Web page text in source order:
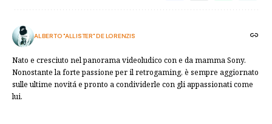
ALBERTO "ALLISTER" DE LORENZIS
Nato e cresciuto nel panorama videoludico con e da mamma Sony.
Nonostante la forte passione per il retrogaming, è sempre aggiornato
sulle ultime novitá e pronto a condividerle con gli appassionati come
lui.